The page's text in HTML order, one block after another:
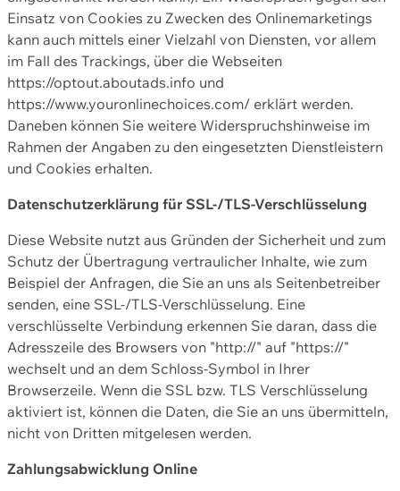
Einsatz von Cookies zu Zwecken des Onlinemarketings
kann auch mittels einer Vielzahl von Diensten, vor allem
im Fall des Trackings, über die Webseiten
https://optout.aboutads.info und
https://www.youronlinechoices.com/ erklärt werden.
Daneben können Sie weitere Widerspruchshinweise im
Rahmen der Angaben zu den eingesetzten Dienstleistern
und Cookies erhalten.
Datenschutzerklärung für SSL-/TLS-Verschlüsselung
Diese Website nutzt aus Gründen der Sicherheit und zum
Schutz der Übertragung vertraulicher Inhalte, wie zum
Beispiel der Anfragen, die Sie an uns als Seitenbetreiber
senden, eine SSL-/TLS-Verschlüsselung. Eine
verschlüsselte Verbindung erkennen Sie daran, dass die
Adresszeile des Browsers von "http://" auf "https://"
wechselt und an dem Schloss-Symbol in Ihrer
Browserzeile. Wenn die SSL bzw. TLS Verschlüsselung
aktiviert ist, können die Daten, die Sie an uns übermitteln,
nicht von Dritten mitgelesen werden.
Zahlungsabwicklung Online